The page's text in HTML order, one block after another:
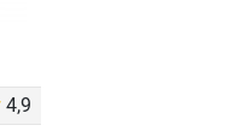
4,9